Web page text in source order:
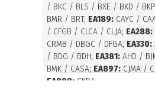
/ BKC / BLS / BXE / BKD /
BMR / BRT; EA189: CAYC /
/ CFGB / CLCA / CLJA; EA288:
CRMB / DBGC / DFGA; EA330:
/ BDG / BDH; EA381: AHD /
BMK / CASA; EA897: CJMA /
EA898: CKDA.